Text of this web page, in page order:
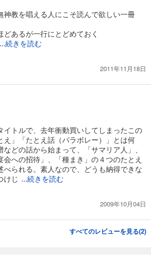
神教を唱える人にこそ読んで欲しい一冊
あるが一行にとどめておく
...続きを読む
2011年11月18日
イトルで、去年衝動買いしてしまったこの
え」「たとえ話（パラボレー）」とは何
どの話から始まって、「サマリア人」、
会への招待」、「種まき」の４つのたとえ
べられる。素人なので、どうも納得できな
けじ ...続きを読む
2009年10月04日
すべてのレビューを見る(2)